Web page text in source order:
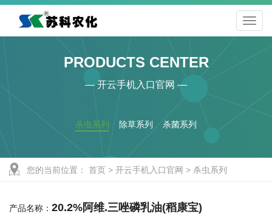
PRODUCTS CENTER
— 开云手机入口官网 —
杀虫系列 除草系列 杀菌系列
您的当前位置： 首页 > 开云手机入口官网 > 杀虫系列
产品名称： 20.2%阿维.三唑磷乳油(稻康宝)